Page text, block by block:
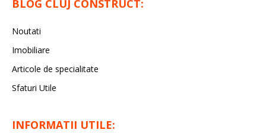
BLOG CLUJ CONSTRUCT:
Noutati
Imobiliare
Articole de specialitate
Sfaturi Utile
INFORMATII UTILE: